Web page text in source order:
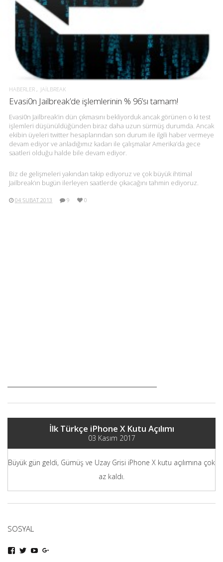
HABERLER JAILBREAK
Evasi0n Jailbreak’de işlemlerinin % 96’sı tamam!
Evasi0n Jailbreak’in dün çıkmasını bekliyorduk ancak görünen o ki test
işlemleri düşünüldüğünden biraz daha uzun sürmüş durumda. Ancak
ekibin üyeleri twitter hesaplarından son durum ile ilgili haber vermeye
devam ediyor ve anladığımız kadarı ile çalışmalar Amerika’da gece
saatleri olduğu halde bile devam ediyor.
Biz de gelişmeleri yakından takip ediyoruz ve çok büyük ihtimal
Jailbreak’ın bugün ilerleyen saatlerde çıkacağını tahmin ediyoruz.
04 ŞUBAT 2013 9 0
İlk Türkçe iPhone X Kutu Açılımı
03 Kasım 2017
Büyük gün geldi, Gümüş ve Uzay Grisi iPhone X kutu açılımına çok
az kaldı.
SOSYAL
iphoneturka
iphoneturka
iphoneturka